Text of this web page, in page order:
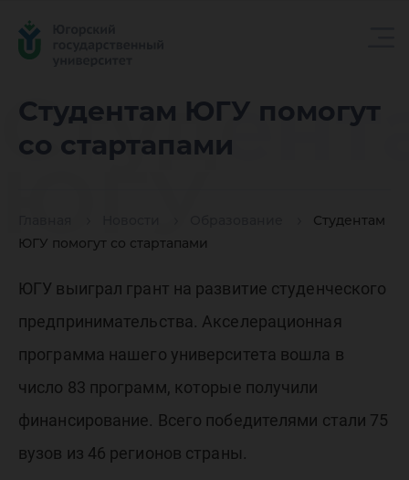
Студентам ЮГУ помогут
со стартапами
Студентам
ЮГУ помогут со стартапами
ЮГУ выиграл грант на развитие студенческого
предпринимательства. Акселерационная
программа нашего университета вошла в
число 83 программ, которые получили
финансирование. Всего победителями стали 75
вузов из 46 регионов страны.